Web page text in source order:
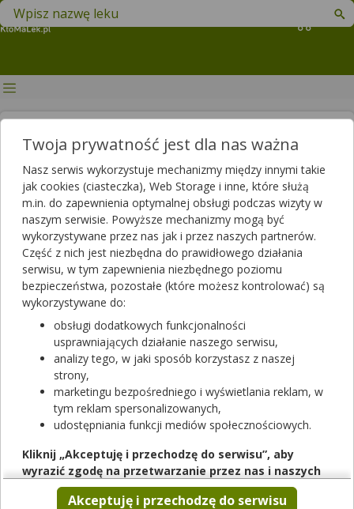
Koszyk
Znajdź lek w swojej okolicy
Lewatywa – kiedy i po co się ją
wykonuje?
Publikacja: 2020-01-22 12:32 Aktualizacja: 2025-06-03 14:20
Lewatywa jest zabiegiem medycznym, stosowanym od wieków.
Celem tego zabiegu jest usunięcie z jelita grubego mas
kałowych. Lewatywę wykonuje się przez różnymi zabiegami
chirurgicznymi i diagnostycznymi, a także w leczeniu zaparć.
Jakie są inne wskazania do wykonania lewatywy? Czy
bezpieczne jest wykonywanie lewatywy samodzielnie?
Autor
Artykuł rekomendowany przez:
magister farmacji Bartłomiej Łuczyński
Twoja prywatność jest dla nas ważna
Nasz serwis wykorzystuje mechanizmy między innymi takie
jak cookies (ciasteczka), Web Storage i inne, które służą
m.in. do zapewnienia optymalnej obsługi podczas wizyty w
naszym serwisie. Powyższe mechanizmy mogą być
wykorzystywane przez nas jak i przez naszych partnerów.
Część z nich jest niezbędna do prawidłowego działania
serwisu, w tym zapewnienia niezbędnego poziomu
bezpieczeństwa, pozostałe (które możesz kontrolować) są
wykorzystywane do:
obsługi dodatkowych funkcjonalności
usprawniających działanie naszego serwisu,
analizy tego, w jaki sposób korzystasz z naszej
strony,
marketingu bezpośredniego i wyświetlania reklam, w
tym reklam spersonalizowanych,
udostępniania funkcji mediów społecznościowych.
Kliknij „Akceptuję i przechodzę do serwisu”, aby
wyrazić zgodę na przetwarzanie przez nas i naszych
partnerów Twoich danych w powyższych celach.
Akceptuję i przechodzę do serwisu